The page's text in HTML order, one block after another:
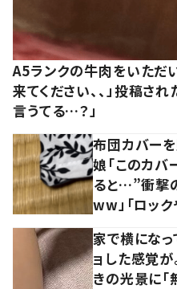
A5ランクの牛肉をいただ
来てください、、」投稿さ
言うてる…？」
布団カバー
娘「このカバ
ると…”衝撃
ww」「ロッ
家で横になっ
ョした感覚が
きの光景に「